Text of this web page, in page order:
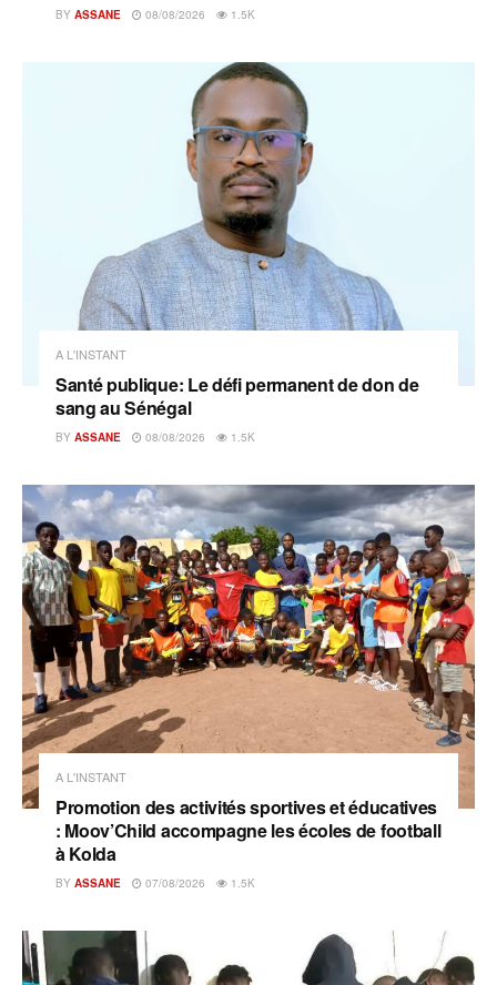
BY ASSANE 08/08/2026 1.5K
A L'INSTANT
Santé publique: Le défi permanent de don de
sang au Sénégal
BY ASSANE 08/08/2026 1.5K
A L'INSTANT
Promotion des activités sportives et éducatives
: Moov’Child accompagne les écoles de football
à Kolda
BY ASSANE 07/08/2026 1.5K